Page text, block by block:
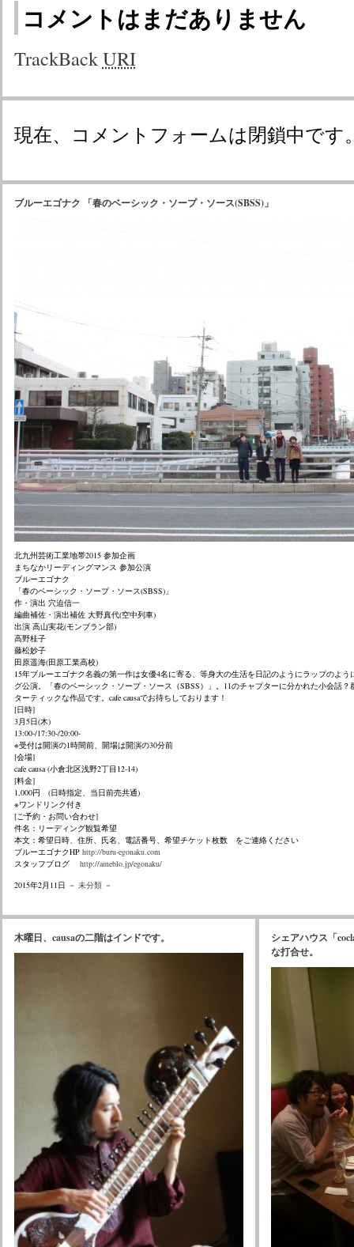
コメントはまだありません
TrackBackURI
現在、コメントフォームは閉鎖中です
ブルーエゴナク 「春のベーシック・ソープ・ソース(SBSS)」
北九州芸術工業地帯2015 参加企画
まちなかリーディングマンス 参加公演
ブルーエゴナク
「春のベーシック・ソープ・ソース(SBSS)」
作・演出 穴迫信一
編曲補佐・演出補佐 大野真代(空中列車)
出演 高山実花(モンブラン部)
高野桂子
藤松妙子
田原遥海(田原工業高校)
15年ブルーエゴナク名義の第一作は女優4名に寄る、 等身大の生活を日記のようにラップのよう
グ公演。「春のベーシック・ソープ・ ソース（SBSS）」。11のチャプターに分かれた小会話？
ターティックな作品です。cafe causaでお待ちしております！
[日時]
3月5日(木)
13:00-/17:30-/20:00-
※受付は開演の1時間前、開場は開演の30分前
[会場]
cafe causa (小倉北区浅野2丁目12-14)
[料金]
1,000円 (日時指定、当日前売共通)
※ワンドリンク付き
[ご予約・お問い合わせ]
件名：リーディング観覧希望
本文：希望日時、住所、氏名、電話番号、希望チケット枚数 をご連絡ください
ブルーエゴナクHP http://buru-egonaku.com
スタッフブログ http://ameblo.jp/egonaku/
2015年2月11日 － 未分類－
木曜日、causaの二階はインドです。
シェアハウス「
な打合せ。